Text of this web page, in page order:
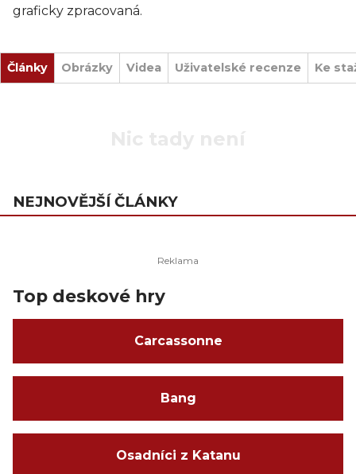
graficky zpracovaná.
Články Obrázky Videa Uživatelské recenze Ke
NEJNOVĚJŠÍ ČLÁNKY
Top deskové hry
Carcassonne
Bang
Osadníci z Katanu